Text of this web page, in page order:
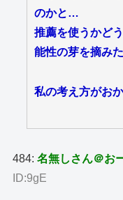
のかと…
推薦を使うかど
能性の芽を摘み
私の考え方がお
484:名無しさん＠お
ID:9gE